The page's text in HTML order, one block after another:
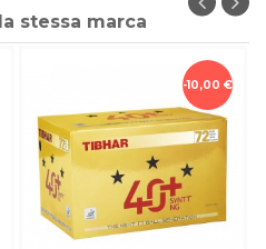
stessa marca
-10,00 €